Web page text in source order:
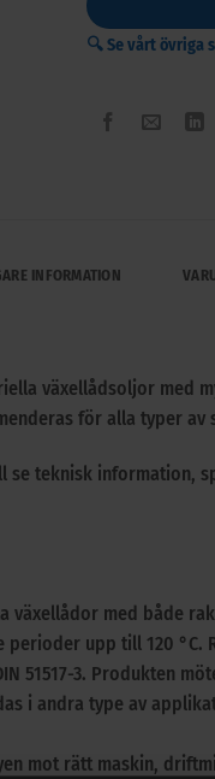
🔍 Se vårt övriga
INFORMATION
växellådsoljor
för alla typer
se teknisk information,
växellådor med både
upp till 120 °C.
51517-3. Produkten
i andra type av
mot rätt maskin,